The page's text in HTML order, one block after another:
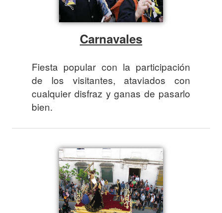
Carnavales
Fiesta popular con la participación
de los visitantes, ataviados con
cualquier disfraz y ganas de pasarlo
bien.